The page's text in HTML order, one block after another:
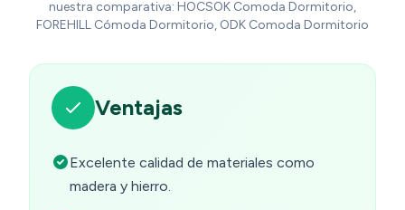
nuestra comparativa: HOCSOK Comoda Dormitorio,
FOREHILL Cómoda Dormitorio, ODK Comoda Dormitorio
Ventajas
Excelente calidad de materiales como
madera y hierro.